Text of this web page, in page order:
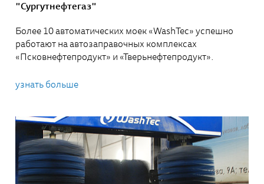
"Сургутнефтегаз"
Более 10 автоматических моек «WashTec» успешно
работают на автозаправочных комплексах
«Псковнефтепродукт» и «Тверьнефтепродукт».
узнать больше